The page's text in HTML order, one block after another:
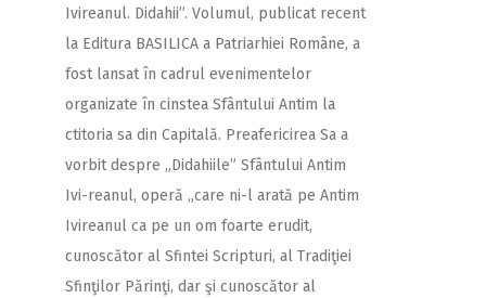
Ivireanul. Didahii”. Volumul, publicat recent
la Editura BASILICA a Patriarhiei Române, a
fost lansat în cadrul evenimentelor
organizate în cinstea Sfântului Antim la
ctitoria sa din Capitală. Preafericirea Sa a
vorbit despre „Didahiile” Sfântului Antim
Ivi-reanul, operă „care ni-l arată pe Antim
Ivireanul ca pe un om foarte erudit,
cunoscător al Sfintei Scripturi, al Tradiţiei
Sfinţilor Părinţi, dar şi cunoscător al